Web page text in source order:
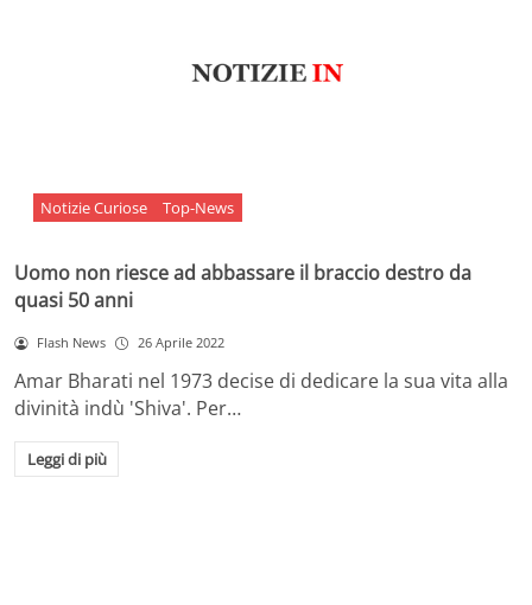
Notizie Curiose Top-News
Uomo non riesce ad abbassare il braccio destro da
quasi 50 anni
Flash News 26 Aprile 2022
Amar Bharati nel 1973 decise di dedicare la sua vita alla
divinità indù 'Shiva'. Per…
Leggi di più